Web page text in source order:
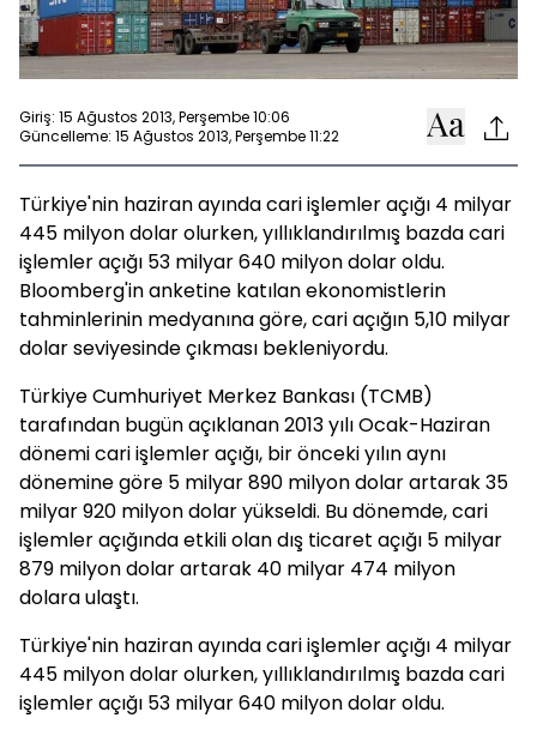
Giriş: 15 Ağustos 2013, Perşembe 10:06
Güncelleme: 15 Ağustos 2013, Perşembe 11:22
Türkiye'nin haziran ayında cari işlemler açığı 4 milyar
445 milyon dolar olurken, yıllıklandırılmış bazda cari
işlemler açığı 53 milyar 640 milyon dolar oldu.
Bloomberg'in anketine katılan ekonomistlerin
tahminlerinin medyanına göre, cari açığın 5,10 milyar
dolar seviyesinde çıkması bekleniyordu.
Türkiye Cumhuriyet Merkez Bankası (TCMB)
tarafından bugün açıklanan 2013 yılı Ocak-Haziran
dönemi cari işlemler açığı, bir önceki yılın aynı
dönemine göre 5 milyar 890 milyon dolar artarak 35
milyar 920 milyon dolar yükseldi. Bu dönemde, cari
işlemler açığında etkili olan dış ticaret açığı 5 milyar
879 milyon dolar artarak 40 milyar 474 milyon
dolara ulaştı.
Türkiye'nin haziran ayında cari işlemler açığı 4 milyar
445 milyon dolar olurken, yıllıklandırılmış bazda cari
işlemler açığı 53 milyar 640 milyon dolar oldu.